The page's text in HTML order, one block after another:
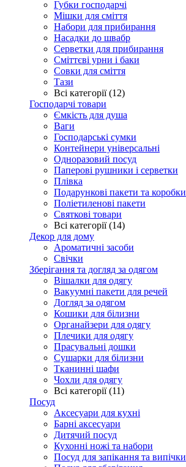
Губки господарчі
Мішки для сміття
Набори для прибирання
Насадки до швабр
Серветки для прибирання
Сміттєві урни і баки
Совки для сміття
Тази
Всі категорії (12)
Господарчі товари
Ємкість для душа
Ваги
Господарські сумки
Контейнери універсальні
Одноразовий посуд
Паперові рушники і серветки
Плівка
Подарункові пакети та коробки
Поліетиленові пакети
Святкові товари
Всі категорії (14)
Декор для дому
Ароматичні засоби
Свічки
Зберігання та догляд за одягом
Вішалки для одягу
Вакуумні пакети для речей
Догляд за одягом
Кошики для білизни
Органайзери для одягу
Плечики для одягу
Прасувальні дошки
Сушарки для білизни
Тканинні шафи
Чохли для одягу
Всі категорії (11)
Посуд
Аксесуари для кухні
Барні аксесуари
Дитячий посуд
Кухонні ножі та набори
Посуд для запікання та випічки